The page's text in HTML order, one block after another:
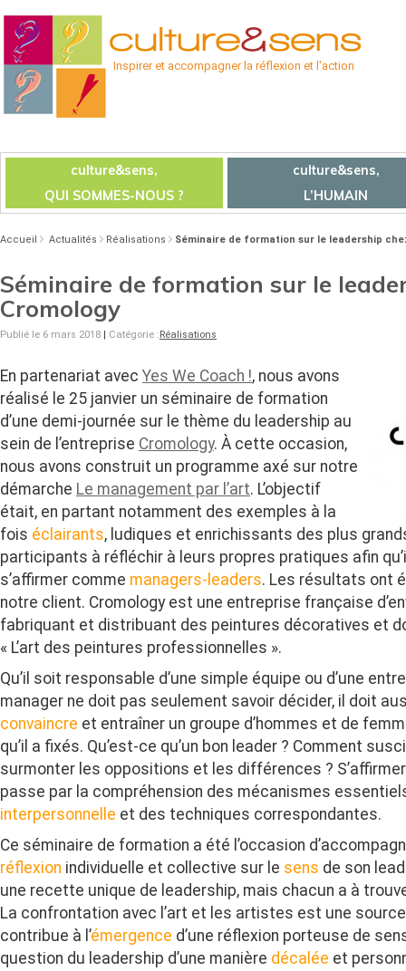
Inspirer et accompagner la réflexion et l'action
culture&sens,
QUI SOMMES-NOUS ?
culture&sens,
L’HUMAIN
Accueil Actualités Réalisations Séminaire de formation sur le leadership
Séminaire de formation sur le
Cromology
Publié le 6 mars 2018 | Catégorie :Réalisations
En partenariat avec Yes We Coach !, nous avons
réalisé le 25 janvier un séminaire de formation
d’une demi-journée sur le thème du leadership au
sein de l’entreprise Cromology. À cette occasion,
nous avons construit un programme axé sur notre
démarche Le management par l’art. L’objectif
était, en partant notamment des exemples à la
fois éclairants, ludiques et enrichissants des plus
participants à réfléchir à leurs propres pratiques afin
s’affirmer comme managers-leaders. Les résultats ont
notre client. Cromology est une entreprise française
fabriquant et distribuant des peintures décoratives et
« L’art des peintures professionnelles ».
Qu’il soit responsable d’une simple équipe ou d’une
manager ne doit pas seulement savoir décider, il doit
convaincre et entraîner un groupe d’hommes et de
qu’il a fixés. Qu’est-ce qu’un bon leader ? Comment
surmonter les oppositions et les différences ?
passe par la compréhension des mécanismes
interpersonnelle et des techniques correspondantes.
Ce séminaire de formation a été l’occasion
réflexion individuelle et collective sur le sens de son
une recette unique de leadership, mais chacun a à
La confrontation avec l’art et les artistes est une source
contribue à l’émergence d’une réflexion porteuse de
question du leadership d’une manière décalée et